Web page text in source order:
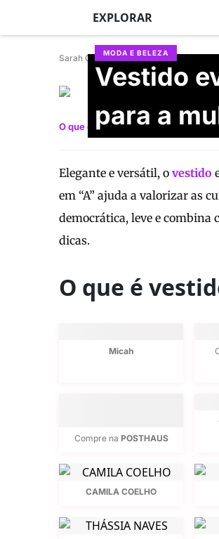
EXPLORAR
MODA E BELEZA
Vestido
para a
Sarah Ostiguy
Anna Karina Faria
O que é Onde comprar Fotos
Elegante e versátil, o vestido
em “A” ajuda a valorizar as
democrática, leve e combina
dicas.
O que é
Micah
Compre na POSTHAUS
CAMILA COELHO